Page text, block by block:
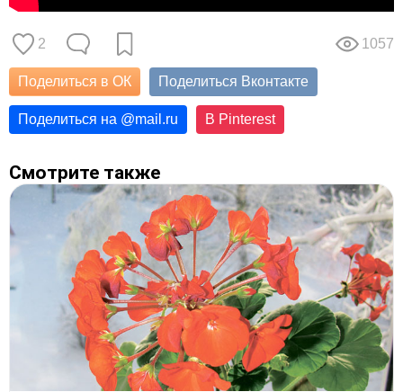
2 1057
Поделиться в ОК Поделиться Вконтакте
Поделиться на @mail.ru В Pinterest
Смотрите также